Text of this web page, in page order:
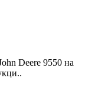
Deere 9550 на